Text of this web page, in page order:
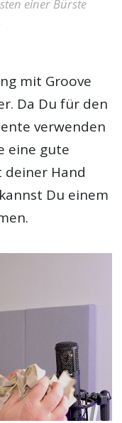
einer Bürste
mit Groove
Da Du für den
verwenden
eine gute
Hand
Du einem